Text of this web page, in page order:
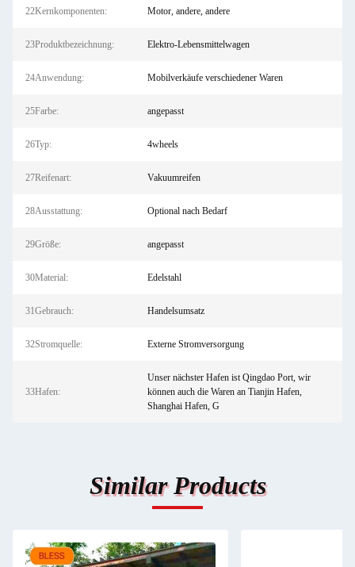
22Kernkomponenten: Motor, andere, andere
23Produktbezeichnung: Elektro-Lebensmittelwagen
24Anwendung: Mobilverkäufe verschiedener Waren
25Farbe: angepasst
26Typ: 4wheels
27Reifenart: Vakuumreifen
28Ausstattung: Optional nach Bedarf
29Größe: angepasst
30Material: Edelstahl
31Gebrauch: Handelsumsatz
32Stromquelle: Externe Stromversorgung
33Hafen:
Unser nächster Hafen ist Qingdao Port, wir
können auch die Waren an Tianjin Hafen,
Shanghai Hafen, G
Similar Products